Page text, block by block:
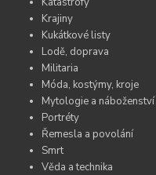
Krajiny
Kukátkové listy
Lodě, doprava
Militaria
Móda, kostýmy, kroje
Mytologie a náboženství
Portréty
Řemesla a povolání
Smrt
Věda a technika